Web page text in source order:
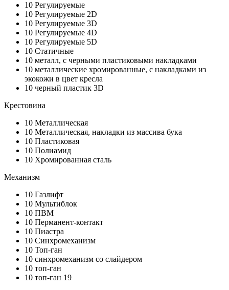
10 Регулируемые
10 Регулируемые 2D
10 Регулируемые 3D
10 Регулируемые 4D
10 Регулируемые 5D
10 Статичные
10 металл, с черными пластиковыми накладками
10 металлические хромированные, с накладками из
экокожи в цвет кресла
10 черный пластик 3D
Крестовина
10 Металлическая
10 Металлическая, накладки из массива бука
10 Пластиковая
10 Полиамид
10 Хромированная сталь
Механизм
10 Газлифт
10 Мультиблок
10 ПВМ
10 Перманент-контакт
10 Пиастра
10 Синхромеханизм
10 Топ-ган
10 синхромеханизм со слайдером
10 топ-ган
10 топ-ган 19